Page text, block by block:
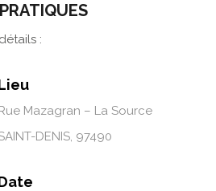
:
Mazagran – La Source
DENIS, 97490